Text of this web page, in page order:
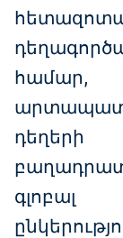
համար,